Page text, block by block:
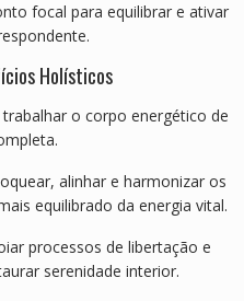
focal para equilibrar e ativar
Holísticos
o corpo energético de
alinhar e harmonizar os
equilibrado da energia vital.
processos de libertação e
serenidade interior.